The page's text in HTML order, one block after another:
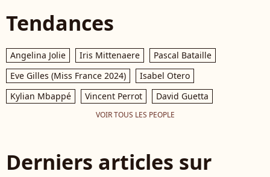
Tendances
Angelina Jolie Iris Mittenaere
Pascal Bataille
Eve Gilles (Miss France 2024)
Isabel Otero
Kylian Mbappé
Vincent Perrot David Guetta
VOIR TOUS LES PEOPLE
Derniers articles sur